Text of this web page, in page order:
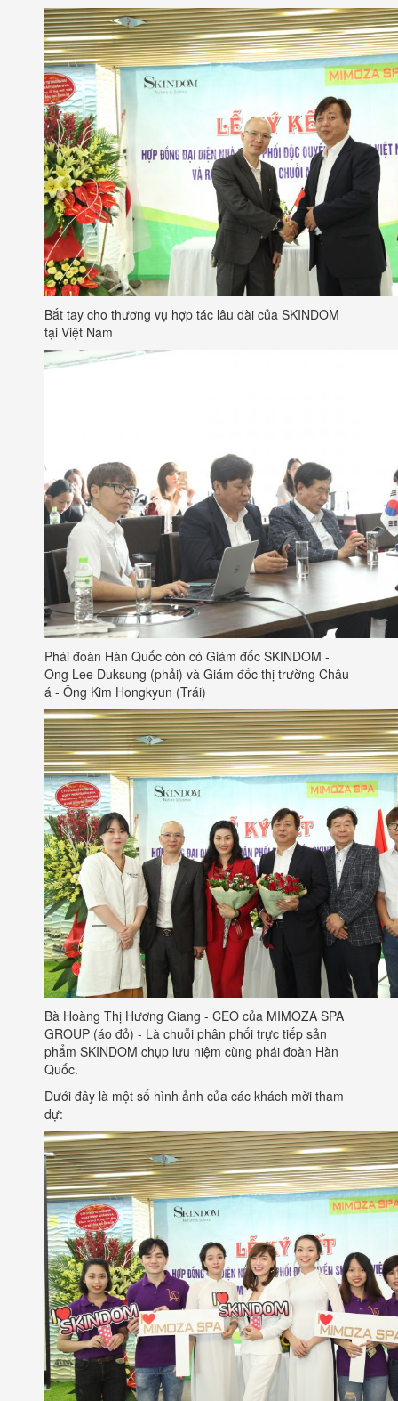
Bắt tay cho thương vụ hợp tác lâu dài của SKINDOM
tại Việt Nam
Phái đoàn Hàn Quốc còn có Giám đốc SKINDOM -
Ông Lee Duksung (phải) và Giám đốc thị trường Châu
á - Ông Kim Hongkyun (Trái)
Bà Hoàng Thị Hương Giang - CEO của MIMOZA SPA
GROUP (áo đỏ) - Là chuỗi phân phối trực tiếp sản
phẩm SKINDOM chụp lưu niệm cùng phái đoàn Hàn
Quốc.
Dưới đây là một số hình ảnh của các khách mời tham
dự: